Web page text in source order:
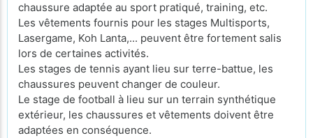
chaussure adaptée au sport pratiqué, training, etc.
Les vêtements fournis pour les stages Multisports,
Lasergame, Koh Lanta,... peuvent être fortement salis
lors de certaines activités.
Les stages de tennis ayant lieu sur terre-battue, les
chaussures peuvent changer de couleur.
Le stage de football à lieu sur un terrain synthétique
extérieur, les chaussures et vêtements doivent être
adaptées en conséquence.